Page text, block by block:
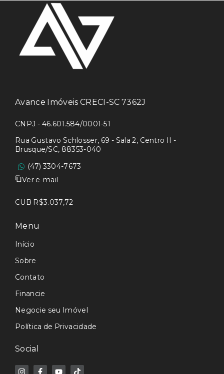
Avance Imóveis CRECI-SC 7362J
CNPJ - 46.601.584/0001-51
Rua Gustavo Schlosser, 69 - Sala 2, Centro II -
Brusque/SC, 88353-040
(47) 3304-7673
Ver e-mail
CUB R$3.037,72
Menu
Início
Sobre
Contato
Financie
Negocie seu Imóvel
Política de Privacidade
Social